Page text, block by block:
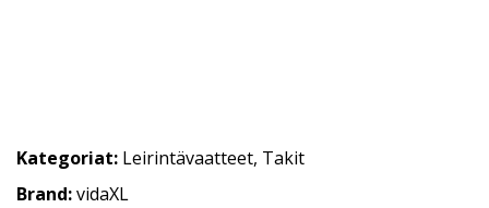
Kategoriat: Leirintävaatteet, Takit
Brand:vidaXL